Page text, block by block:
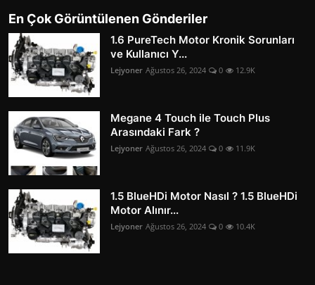
En Çok Görüntülenen Gönderiler
1.6 PureTech Motor Kronik Sorunları
ve Kullanıcı Y...
Lejyoner Ağustos 26, 2024 0 12.9K
Megane 4 Touch ile Touch Plus
Arasındaki Fark ?
Lejyoner Ağustos 26, 2024 0 11.9K
1.5 BlueHDi Motor Nasıl ? 1.5 BlueHDi
Motor Alınır...
Lejyoner Ağustos 26, 2024 0 10.4K